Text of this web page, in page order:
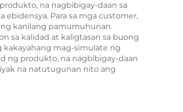
na nagbibigay-daan sa
Para sa mga customer,
kanilang pamumuhunan.
sa kalidad at kaligtasan sa buong
kakayahang mag-simulate ng
ng produkto, na nagbibigay-daan
na natutugunan nito ang